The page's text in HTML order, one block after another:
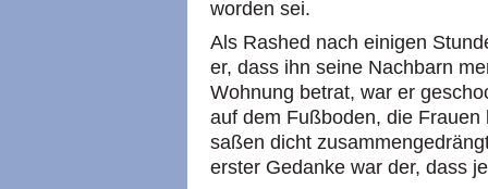
worden sei.
Als Rashed nach einigen
er, dass ihn seine Nachbarn
Wohnung betrat, war er
auf dem Fußboden, die
saßen dicht
erster Gedanke war der, dass